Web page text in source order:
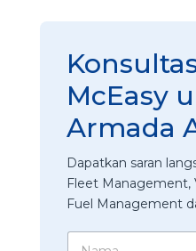
McEasy
Armada
Dapatkan saran
Fleet Management,
Fuel Management
N